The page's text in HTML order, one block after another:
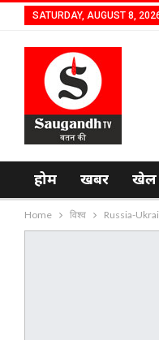
SATURDAY, AUGUST 8,
होम खबर खेल
Home विश्व Russia-